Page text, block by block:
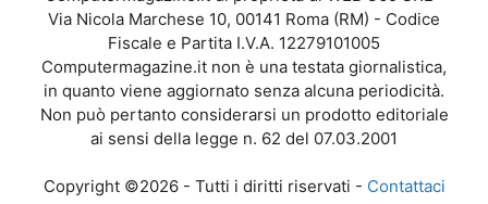
Via Nicola Marchese 10, 00141 Roma (RM) - Codice
Fiscale e Partita I.V.A. 12279101005
Computermagazine.it non è una testata giornalistica,
in quanto viene aggiornato senza alcuna periodicità.
Non può pertanto considerarsi un prodotto editoriale
ai sensi della legge n. 62 del 07.03.2001
Copyright ©2026 - Tutti i diritti riservati - Contattaci